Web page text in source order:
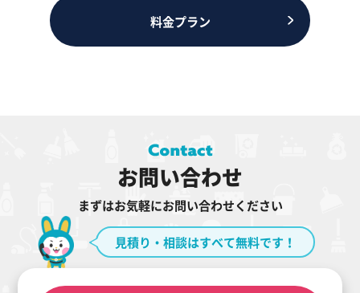
料金プラン
お問い合わせ
まずはお気軽にお問い合わせください
見積り・相談はすべて無料です！